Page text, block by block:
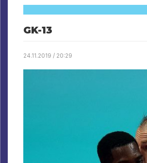
GK-13
24.11.2019 / 20:29